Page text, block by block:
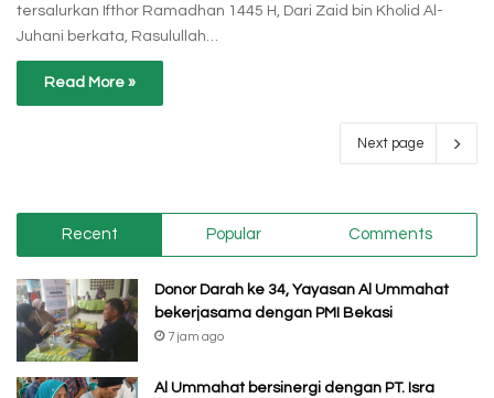
tersalurkan Ifthor Ramadhan 1445 H, Dari Zaid bin Kholid Al-
Juhani berkata, Rasulullah…
Read More »
Next page
Recent Popular Comments
Donor Darah ke 34, Yayasan Al Ummahat
bekerjasama dengan PMI Bekasi
7 jam ago
Al Ummahat bersinergi dengan PT. Isra